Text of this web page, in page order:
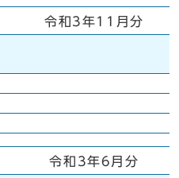
令和3年11月分
令和3年6月分